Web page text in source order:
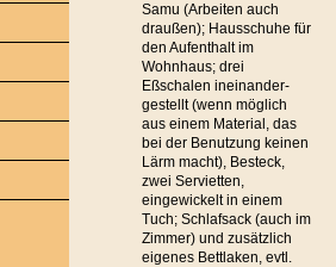
Samu (Arbeiten auch
draußen); Hausschuhe für
den Aufenthalt im
Wohnhaus; drei
Eßschalen ineinander-
gestellt (wenn möglich
aus einem Material, das
bei der Benutzung keinen
Lärm macht), Besteck,
zwei Servietten,
eingewickelt in einem
Tuch; Schlafsack (auch im
Zimmer) und zusätzlich
eigenes Bettlaken, evtl.